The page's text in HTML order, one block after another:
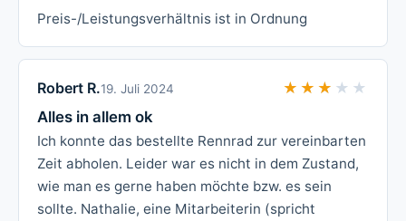
Preis-/Leistungsverhältnis ist in Ordnung
Robert R.19. Juli 2024 ★★★★★
★★★★★
Alles in allem ok
Ich konnte das bestellte Rennrad zur vereinbarten
Zeit abholen. Leider war es nicht in dem Zustand,
wie man es gerne haben möchte bzw. es sein
sollte. Nathalie, eine Mitarbeiterin (spricht